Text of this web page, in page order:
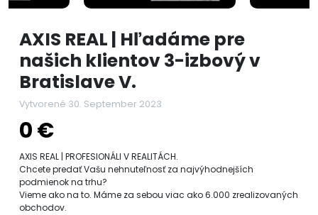
AXIS REAL | Hľadáme pre
našich klientov 3-izbový v
Bratislave V.
Vytvorené 30. September 2023
0 €
AXIS REAL | PROFESIONÁLI V REALITÁCH.
Chcete predať Vašu nehnuteľnosť za najvýhodnejších
podmienok na trhu?
Vieme ako na to. Máme za sebou viac ako 6.000 zrealizovaných
obchodov.